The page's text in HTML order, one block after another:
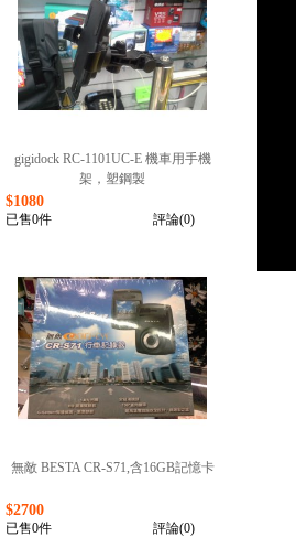
gigidock RC-1101UC-E 機車用手機
架，塑鋼製
$1080
已售0件 評論(0)
無敵 BESTA CR-S71,含16GB記憶卡
$2700
已售0件 評論(0)